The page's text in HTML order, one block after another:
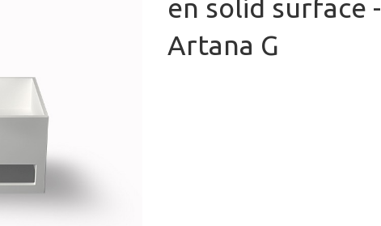
en solid surface -
Artana G